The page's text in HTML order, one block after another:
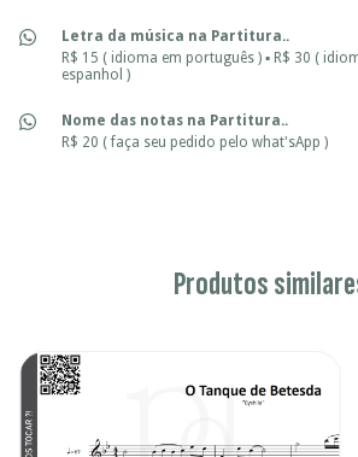
Letra da música na Partitura..
R$ 15 ( idioma em português ) ▪ R$ 30 (
espanhol )
Nome das notas na Partitura..
R$ 20 ( faça seu pedido pelo what'sApp )
Produtos